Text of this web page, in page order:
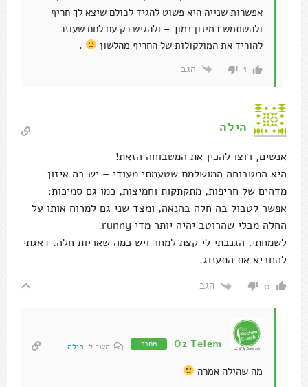
אפשרות שנייה היא פשוט להגיד לכולם שיצא לך חריף
ולהשתמש במינון נמוך – ולהגיש רק עם לחם שעוזר
להוריד את המולקולות של החריף מהלשון
.
1 הגב
הילה
אנשים, רוצו להכין את המטבוחה הזאת!
היא המטבוחה המושלמת שטעמתי מעודי – יש בה איזון
מדהים של חריפות, מתקתקות וחמיצות, כמו גם סמיכות;
אפשר לטבול בה חלה בהנאה, ומצד שני גם למרוח אותו על
החלה מבלי שהרוטב יהיה יותר מדי runny.
לשמחתי, הגנבתי לי קצת למחר ויש כמה שאריות חלה. דאגתי
להחביא את התענוג.
0 הגב
Oz Telem מחבר השב ל הילה
מה שהילה אמרה